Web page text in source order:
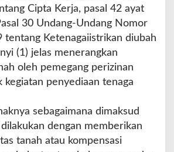
Cipta Kerja, pasal 42 ayat
30 Undang-Undang Nomor
tentang Ketenagaiistrikan diubah
(1) jelas menerangkan
oleh pemegang perizinan
kegiatan penyediaan tenaga
sebagaimana dimaksud
dengan memberikan
tanah atau kompensasi